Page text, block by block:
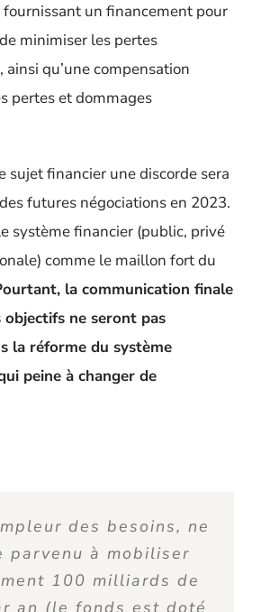
un financement pour
minimiser les pertes
qu’une compensation
pertes et dommages
sujet financier une discorde sera
futures négociations en 2023.
système financier (public, privé
comme le maillon fort du
la communication finale
ne seront pas
la réforme du système
peine à changer de
des besoins, ne
parvenu à mobiliser
100 milliards de
an (le fonds est doté